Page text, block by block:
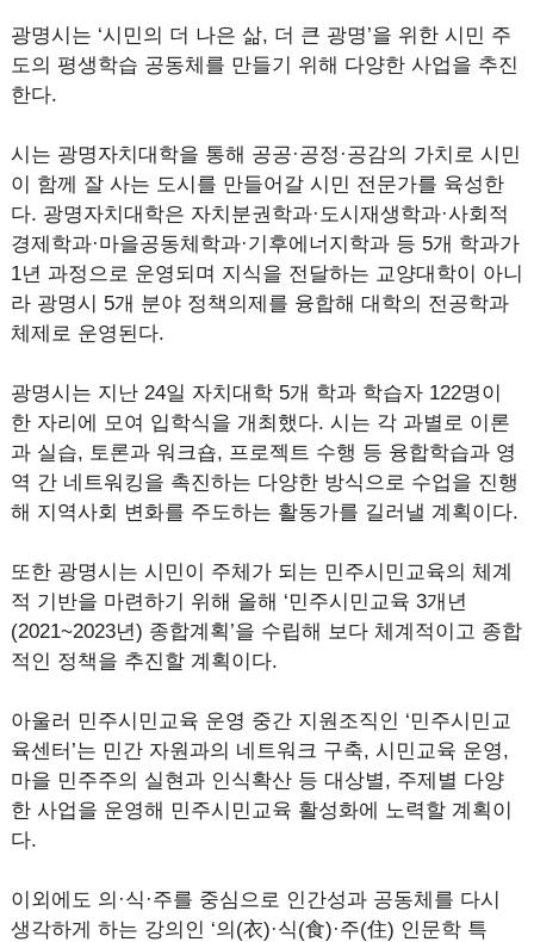
광명시는 ‘시민의 더 나은 삶, 더 큰 광명’을 위한 시민 주
도의 평생학습 공동체를 만들기 위해 다양한 사업을 추진
한다.
시는 광명자치대학을 통해 공공·공정·공감의 가치로 시민
이 함께 잘 사는 도시를 만들어갈 시민 전문가를 육성한
다. 광명자치대학은 자치분권학과·도시재생학과·사회적
경제학과·마을공동체학과·기후에너지학과 등 5개 학과가
1년 과정으로 운영되며 지식을 전달하는 교양대학이 아니
라 광명시 5개 분야 정책의제를 융합해 대학의 전공학과
체제로 운영된다.
광명시는 지난 24일 자치대학 5개 학과 학습자 122명이
한 자리에 모여 입학식을 개최했다. 시는 각 과별로 이론
과 실습, 토론과 워크숍, 프로젝트 수행 등 융합학습과 영
역 간 네트워킹을 촉진하는 다양한 방식으로 수업을 진행
해 지역사회 변화를 주도하는 활동가를 길러낼 계획이다.
또한 광명시는 시민이 주체가 되는 민주시민교육의 체계
적 기반을 마련하기 위해 올해 ‘민주시민교육 3개년
(2021~2023년) 종합계획’을 수립해 보다 체계적이고 종합
적인 정책을 추진할 계획이다.
아울러 민주시민교육 운영 중간 지원조직인 ‘민주시민교
육센터’는 민간 자원과의 네트워크 구축, 시민교육 운영,
마을 민주주의 실현과 인식확산 등 대상별, 주제별 다양
한 사업을 운영해 민주시민교육 활성화에 노력할 계획이
다.
이외에도 의·식·주를 중심으로 인간성과 공동체를 다시
생각하게 하는 강의인 ‘의(衣)·식(食)·주(住) 인문학 특